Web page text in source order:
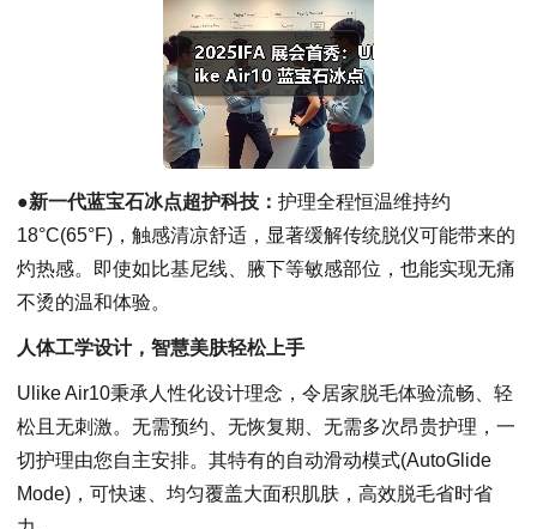
●新一代蓝宝石冰点超护科技 ： 护理全程恒温维持约
18°C(65°F)，触感清凉舒适，显著缓解传统脱仪可能带来的
灼热感。即使如比基尼线、腋下等敏感部位，也能实现无痛
不烫的温和体验。
人体工学设计，智慧美肤轻松上手
Ulike Air10秉承人性化设计理念，令居家脱毛体验流畅、轻
松且无刺激。无需预约、无恢复期、无需多次昂贵护理，一
切护理由您自主安排。其特有的自动滑动模式(AutoGlide
Mode)，可快速、均匀覆盖大面积肌肤，高效脱毛省时省